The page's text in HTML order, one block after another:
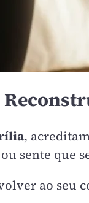
,
ou sente
ao seu